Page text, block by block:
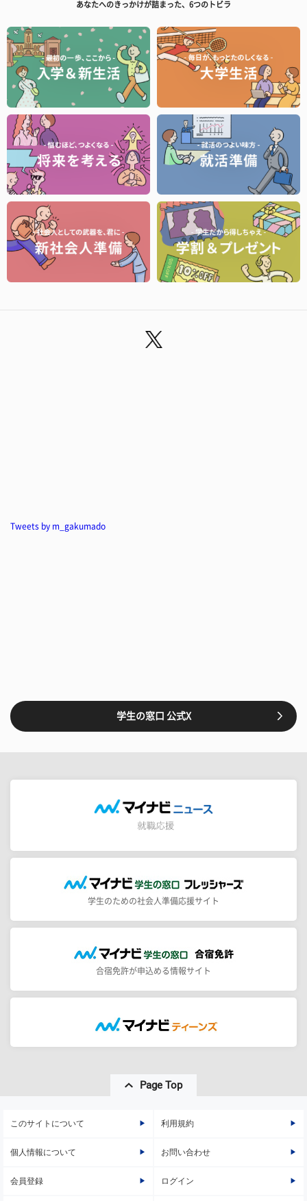
あなたへのきっかけが詰まった、6つのトビラ
Tweets by m_gakumado
学生の窓口 公式X
学生のための社会人準備応援サイト
合宿免許が申込める情報サイト
Page Top
このサイトについて 利用規約
個人情報について お問い合わせ
会員登録 ログイン